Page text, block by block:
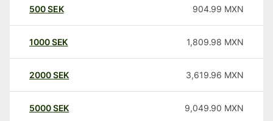
500SEK 904.99 MXN
1000SEK 1,809.98 MXN
2000SEK 3,619.96 MXN
5000SEK 9,049.90 MXN